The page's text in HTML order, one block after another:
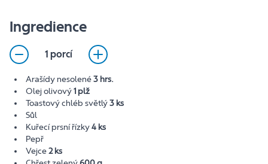
Ingredience
1 porcí
Arašídy nesolené3 hrs.
Olej olivový1 plž
Toastový chléb světlý3 ks
Sůl
Kuřecí prsní řízky4 ks
Pepř
Vejce2 ks